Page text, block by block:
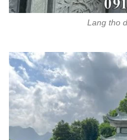
Lang tho